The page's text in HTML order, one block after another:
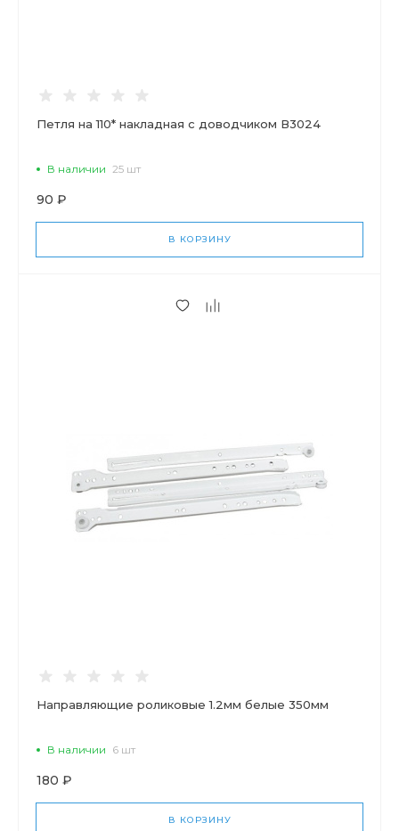
Петля на 110* накладная с доводчиком В3024
В наличии 25 шт
90 ₽
В КОРЗИНУ
Направляющие роликовые 1.2мм белые 350мм
В наличии 6 шт
180 ₽
В КОРЗИНУ